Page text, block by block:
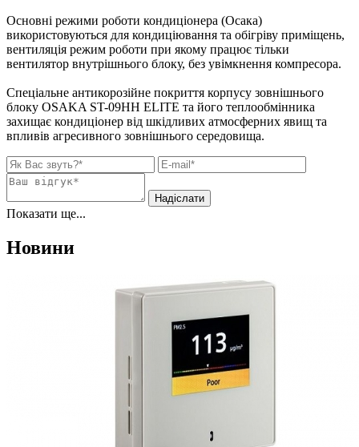
Основні режими роботи кондиціонера (Осака)
використовуються для кондиціювання та обігріву приміщень,
вентиляція режим роботи при якому працює тільки
вентилятор внутрішнього блоку, без увімкнення компресора.
Спеціальне антикорозійне покриття корпусу зовнішнього
блоку OSAKA ST-09HH ELITE та його теплообмінника
захищає кондиціонер від шкідливих атмосферних явищ та
впливів агресивного зовнішнього середовища.
Показати ще...
Новини